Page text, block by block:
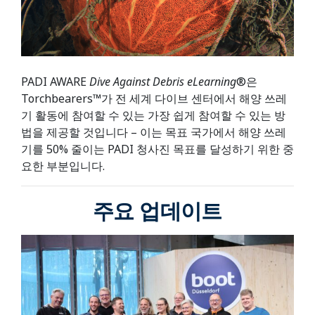
PADI AWARE Dive Against Debris eLearning®은
Torchbearers™가 전 세계 다이브 센터에서 해양 쓰레
기 활동에 참여할 수 있는 가장 쉽게 참여할 수 있는 방
법을 제공할 것입니다 – 이는 목표 국가에서 해양 쓰레
기를 50% 줄이는 PADI 청사진 목표를 달성하기 위한 중
요한 부분입니다.
주요 업데이트